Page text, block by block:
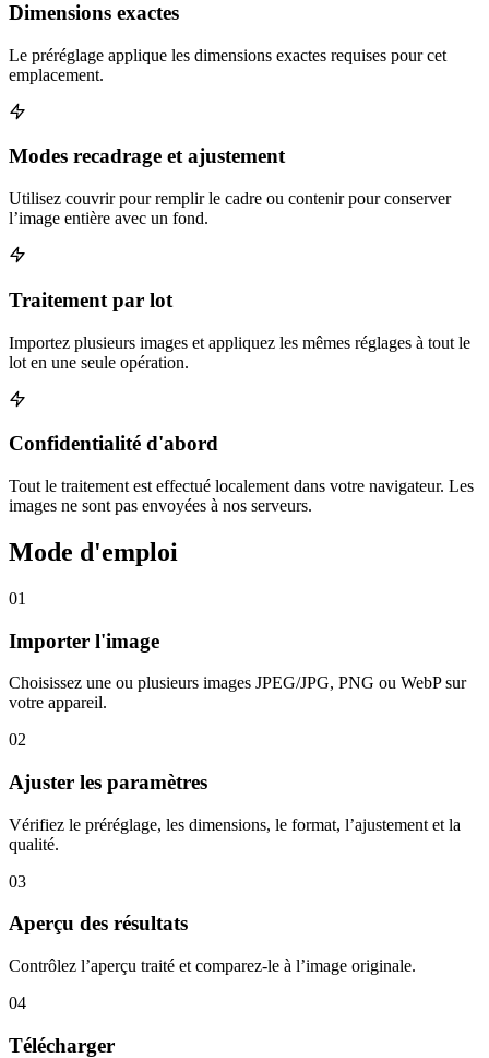
Dimensions exactes
Le préréglage applique les dimensions exactes requises pour cet
emplacement.
Modes recadrage et ajustement
Utilisez couvrir pour remplir le cadre ou contenir pour conserver
l’image entière avec un fond.
Traitement par lot
Importez plusieurs images et appliquez les mêmes réglages à tout le
lot en une seule opération.
Confidentialité d'abord
Tout le traitement est effectué localement dans votre navigateur. Les
images ne sont pas envoyées à nos serveurs.
Mode d'emploi
01
Importer l'image
Choisissez une ou plusieurs images JPEG/JPG, PNG ou WebP sur
votre appareil.
02
Ajuster les paramètres
Vérifiez le préréglage, les dimensions, le format, l’ajustement et la
qualité.
03
Aperçu des résultats
Contrôlez l’aperçu traité et comparez-le à l’image originale.
04
Télécharger